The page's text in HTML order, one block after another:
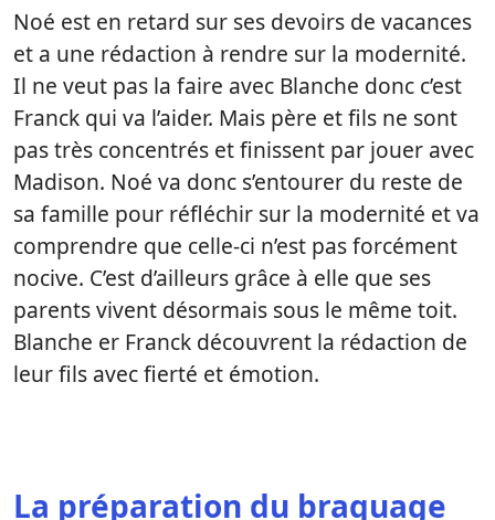
Noé est en retard sur ses devoirs de vacances
et a une rédaction à rendre sur la modernité.
Il ne veut pas la faire avec Blanche donc c’est
Franck qui va l’aider. Mais père et fils ne sont
pas très concentrés et finissent par jouer avec
Madison. Noé va donc s’entourer du reste de
sa famille pour réfléchir sur la modernité et va
comprendre que celle-ci n’est pas forcément
nocive. C’est d’ailleurs grâce à elle que ses
parents vivent désormais sous le même toit.
Blanche er Franck découvrent la rédaction de
leur fils avec fierté et émotion.
La préparation du braquage